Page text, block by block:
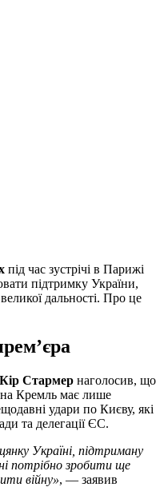
під час зустрічі в Парижі
підтримку України,
дальності. Про це
Кір Стармер наголосив, що
на Кремль має лише
удари по Києву, які
та делегації ЄС.
Україні, підтриману
потрібно зробити ще
війну», — заявив